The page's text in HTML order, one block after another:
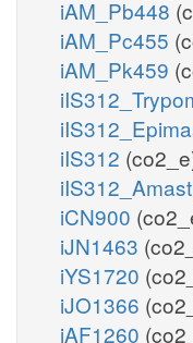
iAM_Pb448
iAM_Pc455
iAM_Pk459
iIS312
iCN900
iJN1463
iYS1720
iJO1366
iAF1260